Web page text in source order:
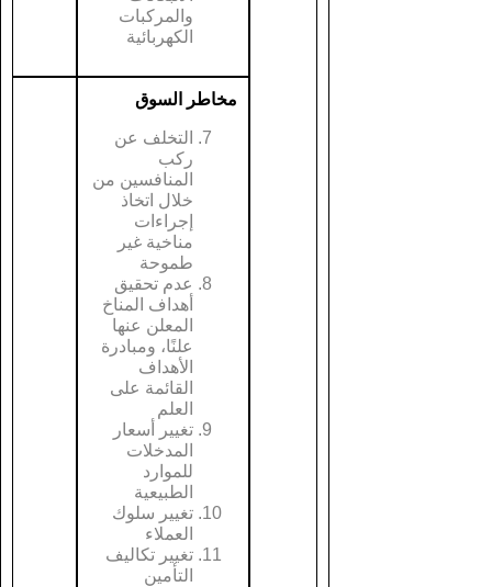
والمركبات
الكهربائية
مخاطر السوق
التخلف عن
ركب
المنافسين من
خلال اتخاذ
إجراءات
مناخية غير
طموحة
عدم تحقيق
أهداف المناخ
المعلن عنها
علنًا، ومبادرة
الأهداف
القائمة على
العلم
تغيير أسعار
المدخلات
للموارد
الطبيعية
تغيير سلوك
العملاء
تغيير تكاليف
التأمين